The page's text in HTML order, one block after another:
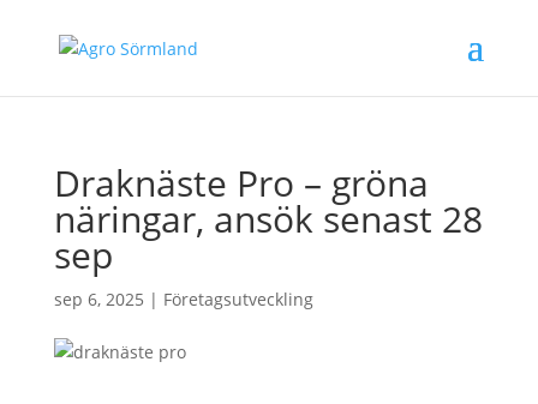
Draknäste Pro – gröna
näringar, ansök senast 28
sep
sep 6, 2025 | Företagsutveckling